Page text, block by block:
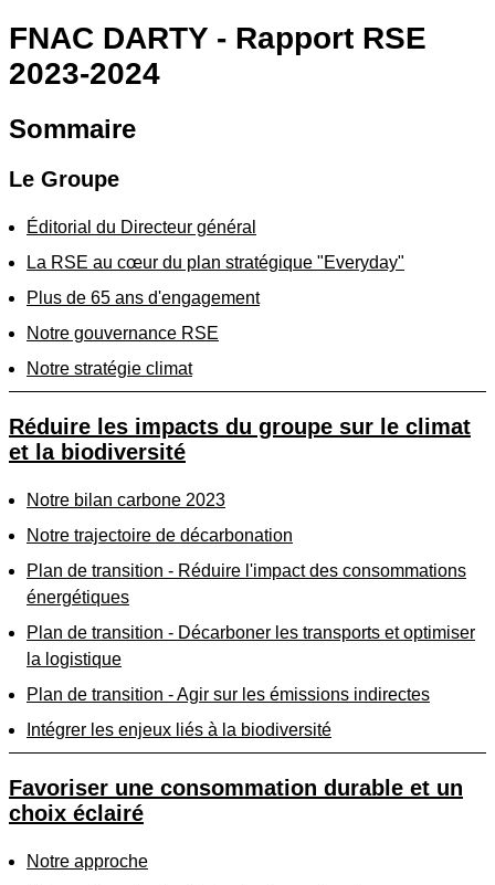
FNAC DARTY - Rapport RSE
2023-2024
Sommaire
Le Groupe
Éditorial du Directeur général
La RSE au cœur du plan stratégique "Everyday"
Plus de 65 ans d'engagement
Notre gouvernance RSE
Notre stratégie climat
Réduire les impacts du groupe sur le climat
et la biodiversité
Notre bilan carbone 2023
Notre trajectoire de décarbonation
Plan de transition - Réduire l'impact des consommations
énergétiques
Plan de transition - Décarboner les transports et optimiser
la logistique
Plan de transition - Agir sur les émissions indirectes
Intégrer les enjeux liés à la biodiversité
Favoriser une consommation durable et un
choix éclairé
Notre approche